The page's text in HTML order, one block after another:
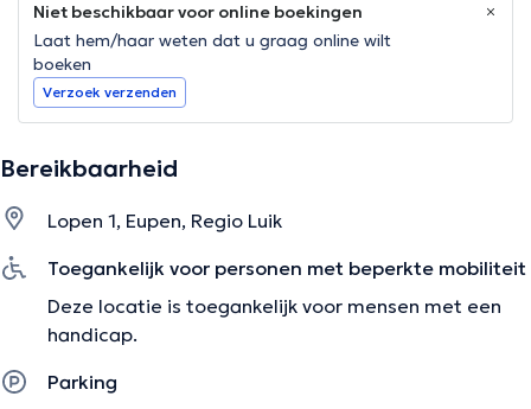
Niet beschikbaar voor online boekingen
Laat hem/haar weten dat u graag online wilt
boeken
Verzoek verzenden
Bereikbaarheid
Lopen 1, Eupen, Regio Luik
Toegankelijk voor personen met beperkte mobiliteit
Deze locatie is toegankelijk voor mensen met een
handicap.
Parking